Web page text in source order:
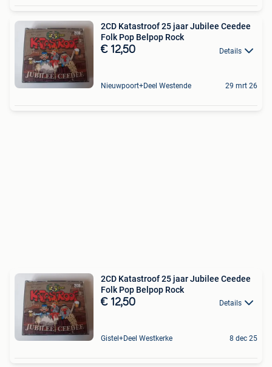
2CD Katastroof 25 jaar Jubilee Ceedee
Folk Pop Belpop Rock
€ 12,50 Details
Nieuwpoort+Deel Westende 29 mrt 26
2CD Katastroof 25 jaar Jubilee Ceedee
Folk Pop Belpop Rock
€ 12,50 Details
Gistel+Deel Westkerke 8 dec 25